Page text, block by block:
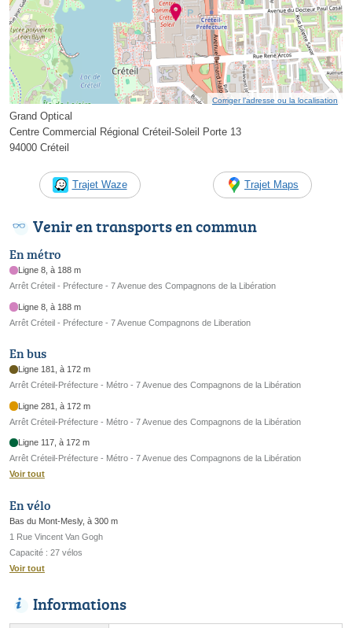
Corriger l’adresse ou la localisation
Grand Optical
Centre Commercial Régional Créteil-Soleil Porte 13
94000 Créteil
Trajet Waze Trajet Maps
Venir en transports en commun
En métro
Ligne 8, à 188 m
Arrêt Créteil - Préfecture - 7 Avenue des Compagnons de la Libération
Ligne 8, à 188 m
Arrêt Créteil - Préfecture - 7 Avenue Compagnons de Liberation
En bus
Ligne 181, à 172 m
Arrêt Créteil-Préfecture - Métro - 7 Avenue des Compagnons de la Libération
Ligne 281, à 172 m
Arrêt Créteil-Préfecture - Métro - 7 Avenue des Compagnons de la Libération
Ligne 117, à 172 m
Arrêt Créteil-Préfecture - Métro - 7 Avenue des Compagnons de la Libération
Voir tout
En vélo
Bas du Mont-Mesly, à 300 m
1 Rue Vincent Van Gogh
Capacité : 27 vélos
Voir tout
Informations